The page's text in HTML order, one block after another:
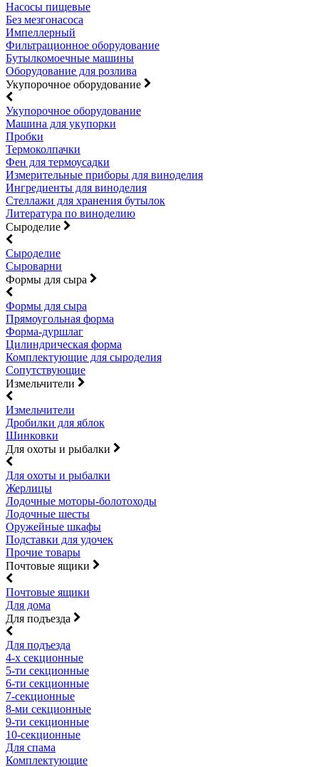
Насосы пищевые
Без мезгонасоса
Импеллерный
Фильтрационное оборудование
Бутылкомоечные машины
Оборудование для розлива
Укупорочное оборудование
Укупорочное оборудование
Машина для укупорки
Пробки
Термоколпачки
Фен для термоусадки
Измерительные приборы для виноделия
Ингредиенты для виноделия
Стеллажи для хранения бутылок
Литература по виноделию
Сыроделие
Сыроделие
Сыроварни
Формы для сыра
Формы для сыра
Прямоугольная форма
Форма-дуршлаг
Цилиндрическая форма
Комплектующие для сыроделия
Сопутствующие
Измельчители
Измельчители
Дробилки для яблок
Шинковки
Для охоты и рыбалки
Для охоты и рыбалки
Жерлицы
Лодочные моторы-болотоходы
Лодочные шесты
Оружейные шкафы
Подставки для удочек
Прочие товары
Почтовые ящики
Почтовые ящики
Для дома
Для подъезда
Для подъезда
4-х секционные
5-ти секционные
6-ти секционные
7-секционные
8-ми секционные
9-ти секционные
10-секционные
Для спама
Комплектующие